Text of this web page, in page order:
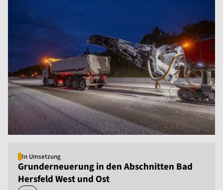
In Umsetzung
Grunderneuerung in den Abschnitten Bad
Hersfeld West und Ost